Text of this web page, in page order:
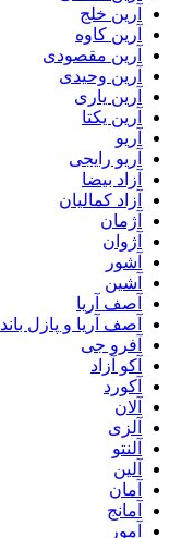
آرین خلج
آرین کاوه
آرین مقصودی
آرین وحیدی
آرین یاری
آرین یکتا
آریو
آریو رایجی
آزاد بیضا
آزاد کمالیان
آژمان
آژوان
آشور
آشین
آصف آریا
آصف آریا و پازل باند
آفرو جی
آکو آزاد
آکورد
آلان
آلزی
آلنتو
آلین
آمان
آمانج
آمور